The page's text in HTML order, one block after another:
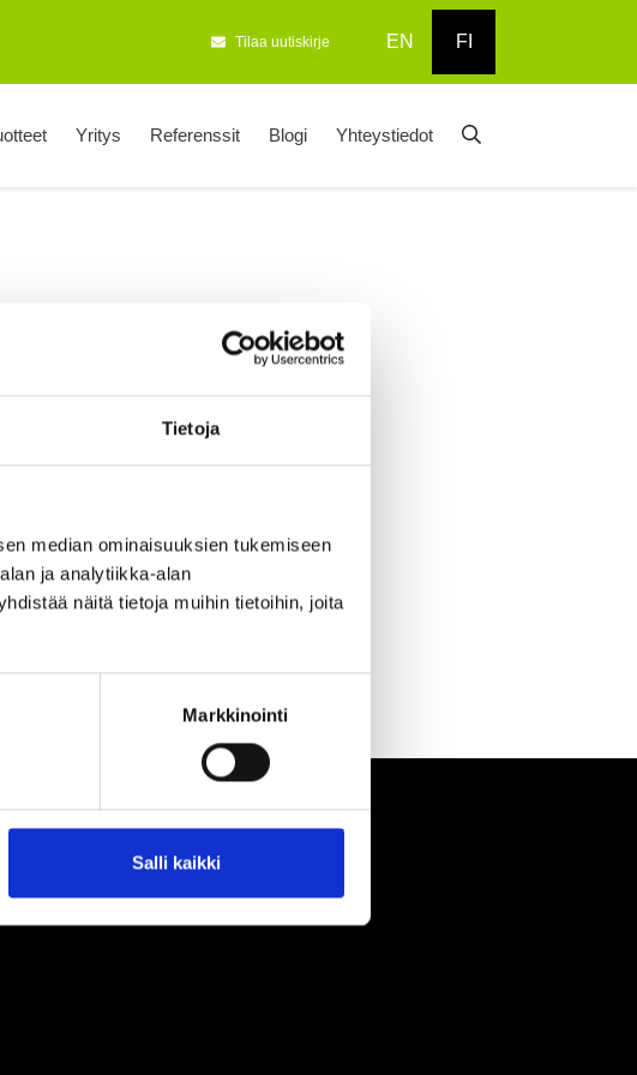
Tietoja
median ominaisuuksien tukemiseen
ja analytiikka-alan
näitä tietoja muihin tietoihin, joita
Markkinointi
Salli kaikki
Tilaa uutiskirje EN FI
Yritys Referenssit Blogi Yhteystiedot